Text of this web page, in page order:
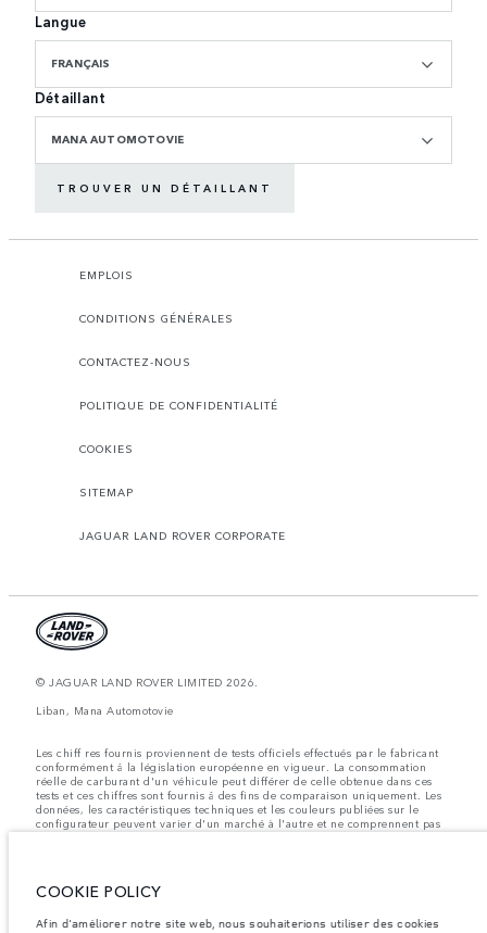
Langue
FRANÇAIS
Détaillant
MANA AUTOMOTOVIE
TROUVER UN DÉTAILLANT
EMPLOIS
CONDITIONS GÉNÉRALES
CONTACTEZ-NOUS
POLITIQUE DE CONFIDENTIALITÉ
COOKIES
SITEMAP
JAGUAR LAND ROVER CORPORATE
© JAGUAR LAND ROVER LIMITED 2026.
Liban, Mana Automotovie
Les chiff res fournis proviennent de tests officiels effectués par le fabricant
conformément å la législation européenne en vigueur. La consommation
réelle de carburant d'un véhicule peut différer de celle obtenue dans ces
tests et ces chiffres sont fournis å des fins de comparaison uniquement. Les
données, les caractéristiques techniques et les couleurs publiées sur le
configurateur peuvent varier d'un marché à l'autre et ne comprennent pas
Les accessoires et autres éléments montés après le point de fabrication
véhicule, les charges maximales par essieu et la charge utile ne sont pas
COOKIE POLICY
Afin d'améliorer notre site web, nous souhaiterions utiliser des cookies